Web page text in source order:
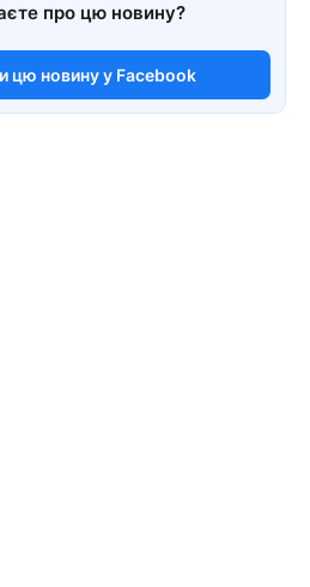
про цю новину?
цю новину у Facebook